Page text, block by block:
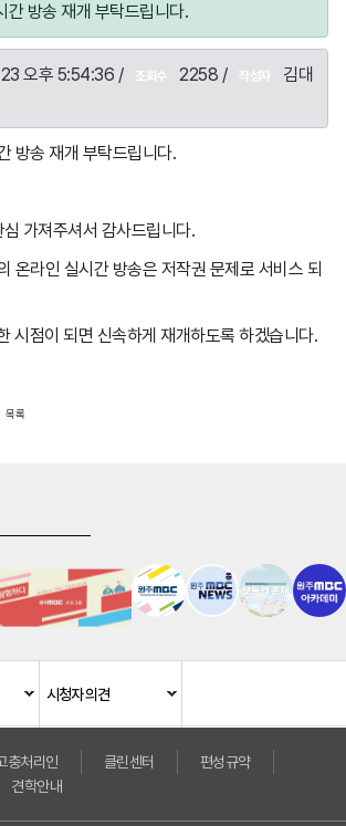
에 대한 권익 보호 관련 사항
8243(월~금 : 오전 9시~오후 6시, 토
, 야간)
신청(홈페이지, 전화) → 시청자 권익 보호
영 심의국) 접수 → 관련 부서 협의 → 불만
과 답변 처리(홈페이지, 전화)
침
이 요구 된다고 판단되는 경우 즉시 처리하
복귀 시, 신속한 처리를 위해 노력함
처리, 홈페이지 공개
효율성 제고를 위해 부서간 상시 협력
방송 재개 부탁드립니다.
오후 5:54:36 / 조회수 2258 / 작성자
김대
방송 재개 부탁드립니다.
가져주셔서 감사드립니다.
온라인 실시간 방송은 저작권 문제로 서비스 되
시점이 되면 신속하게 재개하도록 하겠습니다.
목록
시청자 의견
충처리인 클린센터
편성규약
견학안내